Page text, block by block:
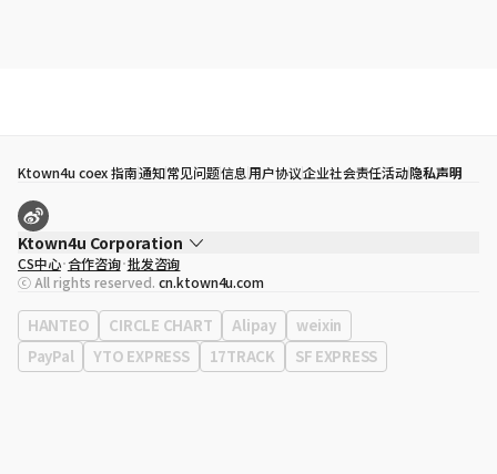
Ktown4u coex 指南通知常见问题信息用户协议企业社会责任活动隐私声明
Ktown4u Corporation
代表
宋効珉
营业执照 120-87-71116
公司地址 首尔特别市 江南区 岭东大路 513号 3楼 （三成洞， coex)
CS中心 合作咨询 批发咨询
ⓒ All rights reserved. cn.ktown4u.com
HANTEO CIRCLE CHART Alipay
weixin
PayPal
YTO EXPRESS 17TRACK SF EXPRESS